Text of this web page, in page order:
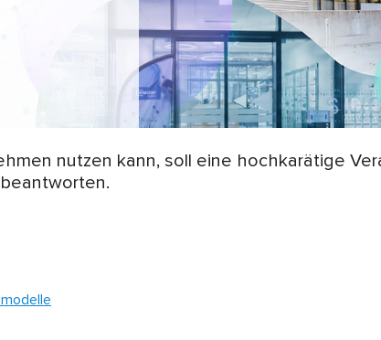
nutzen kann, soll eine hochkarätige
beantworten.